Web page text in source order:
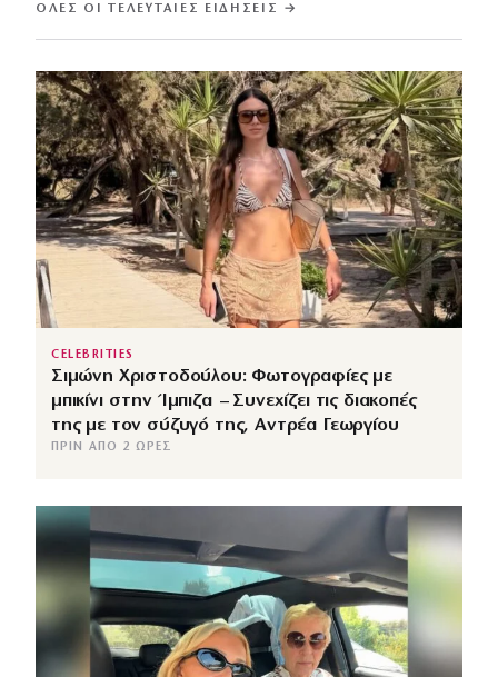
ΌΛΕΣ ΟΙ ΤΕΛΕΥΤΑΊΕΣ ΕΙΔΉΣΕΙΣ →
CELEBRITIES
Σιμώνη Χριστοδούλου: Φωτογραφίες με
μπικίνι στην Ίμπιζα – Συνεχίζει τις διακοπές
της με τον σύζυγό της, Αντρέα Γεωργίου
ΠΡΙΝ ΑΠΌ 2 ΏΡΕΣ